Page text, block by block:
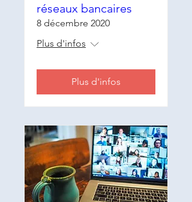
réseaux bancaires
8 décembre 2020
Plus d'infos
Plus d'infos